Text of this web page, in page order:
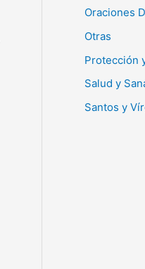
Oraciones
Otras
Protección
Salud y
Santos y